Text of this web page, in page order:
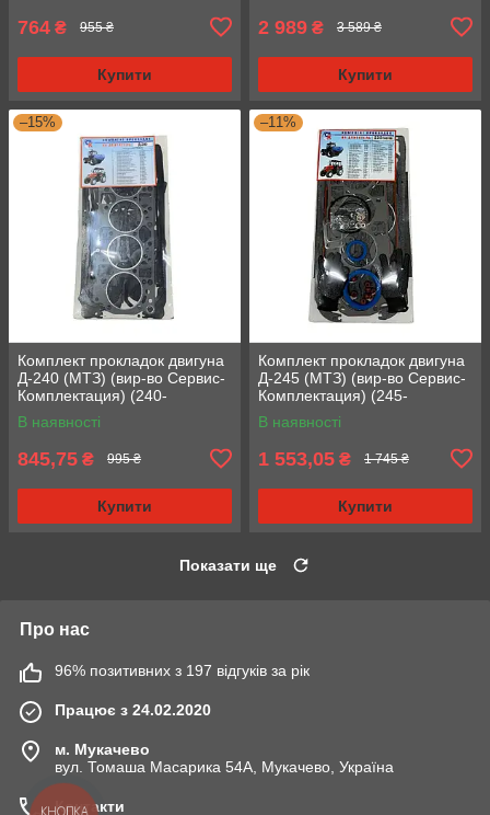
764 ₴ 955 ₴
Купити
2 989 ₴ 3 589 ₴
Купити
–15%
Комплект прокладок двигуна
Д-240 (МТЗ) (вир-во Сервис-
Комплектация) (240-
1002035) (Стандарт)
В наявності
845,75 ₴ 995 ₴
Купити
–11%
Комплект прокладок двигуна
Д-245 (МТЗ) (вир-во Сервис-
Комплектация) (245-
1002035-Р) (Ремонтнік)
В наявності
1 553,05 ₴ 1 745 ₴
Купити
Показати ще
Про нас
96% позитивних з 197 відгуків за рік
Працює з 24.02.2020
м. Мукачево
вул. Томаша Масарика 54А, Мукачево, Україна
Контакти